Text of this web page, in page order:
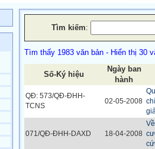
Tìm kiếm:
Tìm thấy 1983 văn bản - Hiển thị 30
Số-Ký hiệu
Ngày ban
hành
QĐ: 573/QĐ-ĐHH-
TCNS
02-05-2008
071/QĐ-ĐHH-DAXD 18-04-2008